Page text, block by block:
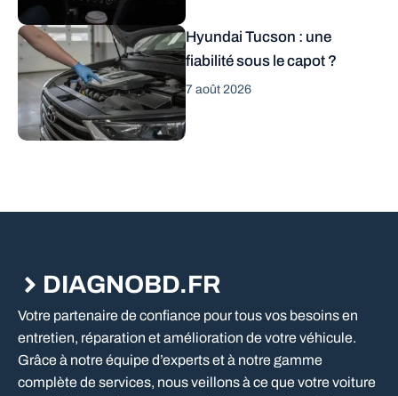
Hyundai Tucson : une
fiabilité sous le capot ?
7 août 2026
DIAGNOBD.FR
Votre partenaire de confiance pour tous vos besoins en
entretien, réparation et amélioration de votre véhicule.
Grâce à notre équipe d’experts et à notre gamme
complète de services, nous veillons à ce que votre voiture